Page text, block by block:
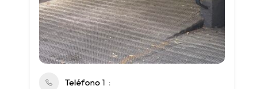
Teléfono 1